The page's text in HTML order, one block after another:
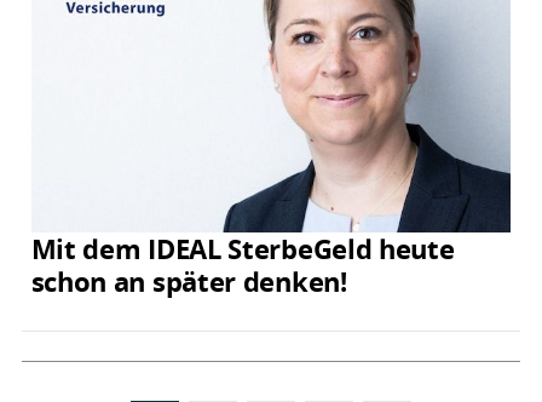
Mit dem IDEAL SterbeGeld heute
schon an später denken!